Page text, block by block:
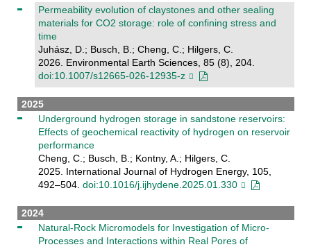
Permeability evolution of claystones and other sealing
materials for CO2 storage: role of confining stress and
time
Juhász, D.; Busch, B.; Cheng, C.; Hilgers, C.
2026. Environmental Earth Sciences, 85 (8), 204.
doi:10.1007/s12665-026-12935-z
2025
Underground hydrogen storage in sandstone reservoirs:
Effects of geochemical reactivity of hydrogen on reservoir
performance
Cheng, C.; Busch, B.; Kontny, A.; Hilgers, C.
2025. International Journal of Hydrogen Energy, 105,
492–504. doi:10.1016/j.ijhydene.2025.01.330
2024
Natural-Rock Micromodels for Investigation of Micro-
Processes and Interactions within Real Pores of